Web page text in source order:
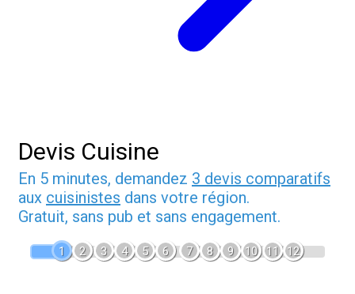
Devis Cuisine
En 5 minutes, demandez 3 devis comparatifs
aux cuisinistes dans votre région.
Gratuit, sans pub et sans engagement.
1 2 3 4 5 6 7 8 9 10 11 12